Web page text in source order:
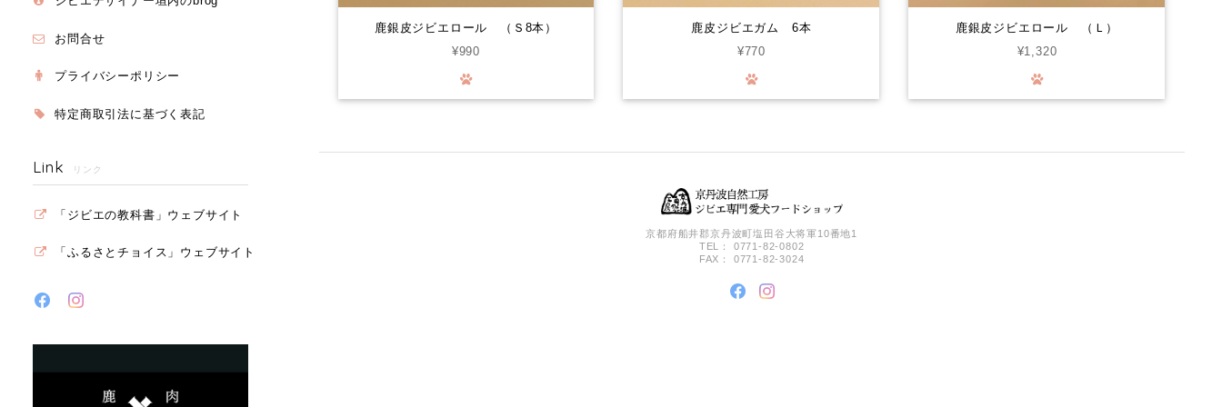
お問合せ
プライバシーポリシー
特定商取引法に基づく表記
Link リンク
「ジビエの教科書」ウェブサイト
「ふるさとチョイス」ウェブサイト
ので！また購入させて頂きます…。笑
2026/07/30
鹿銀皮ジビエロール （Ｓ8本）
¥990
鹿皮ジビエガム 6本
¥770
鹿銀皮ジビエロール （Ｌ）
¥1,320
京都府船井郡京丹波町塩田谷大将軍10番地1
TEL： 0771-82-0802
FAX： 0771-82-3024